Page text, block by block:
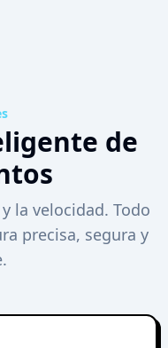
de
la velocidad. Todo
precisa, segura y